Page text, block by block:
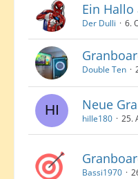
Ein Hallo
Der Dulli 6.
Double Ten
Neue
hille180 25.
Bassi1970